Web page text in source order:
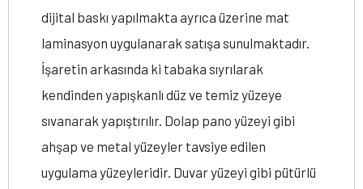
dijital baskı yapılmakta ayrıca üzerine mat
laminasyon uygulanarak satışa sunulmaktadır.
İşaretin arkasında ki tabaka sıyrılarak
kendinden yapışkanlı düz ve temiz yüzeye
sıvanarak yapıştırılır. Dolap pano yüzeyi gibi
ahşap ve metal yüzeyler tavsiye edilen
uygulama yüzeyleridir. Duvar yüzeyi gibi pütürlü